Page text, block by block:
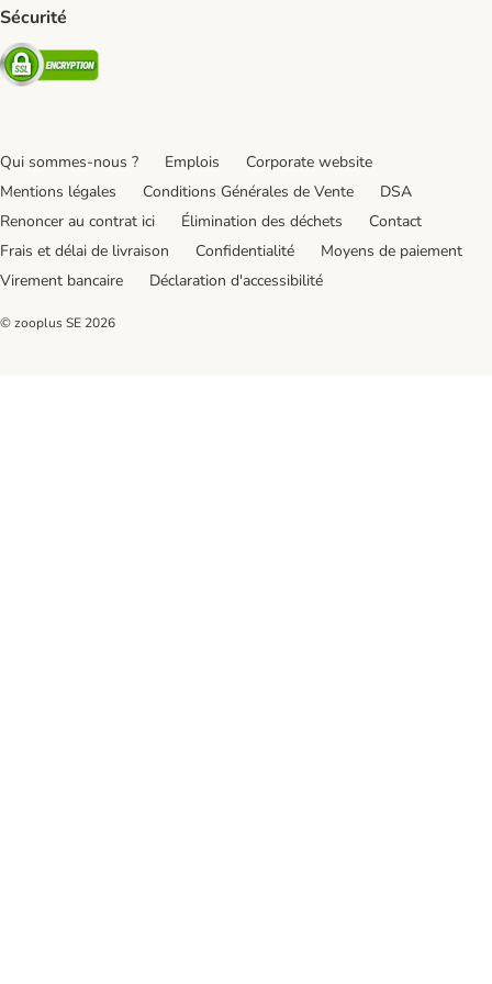
Sécurité
Security
Qui sommes-nous ? Emplois
Corporate website
Mentions légales
Conditions Générales de Vente
DSA
Renoncer au contrat ici
Élimination des déchets
Contact
Frais et délai de livraison
Confidentialité
Moyens de paiement
Virement bancaire
Déclaration d'accessibilité
© zooplus SE 2026